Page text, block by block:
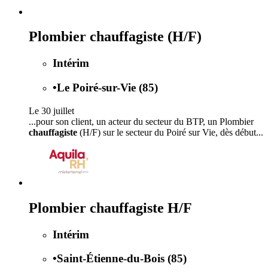
Plombier chauffagiste (H/F)
Intérim
•Le Poiré-sur-Vie (85)
Le 30 juillet
...pour son client, un acteur du secteur du BTP, un Plombier
chauffagiste (H/F) sur le secteur du Poiré sur Vie, dès début...
Plombier chauffagiste H/F
Intérim
•Saint-Étienne-du-Bois (85)